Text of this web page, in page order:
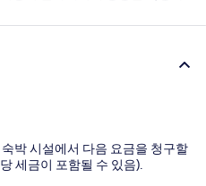
박 시설에서 다음 요금을 청구할
세금이 포함될 수 있음).